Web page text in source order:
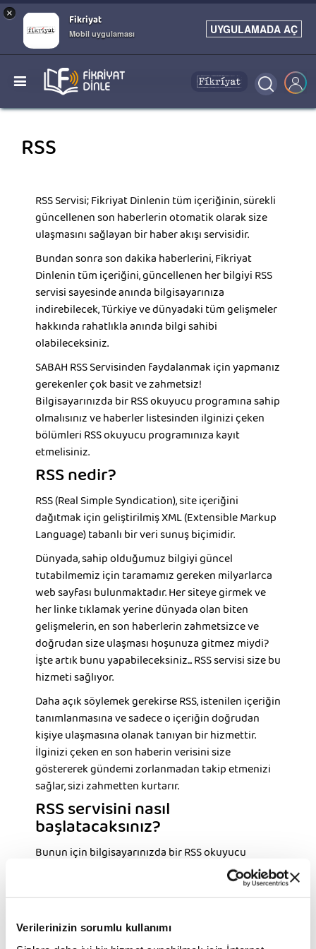
Verilerinizin sorumlu kullanımı
× Fikriyat
Mobil uygulaması UYGULAMADA AÇ
RSS
RSS Servisi; Fikriyat Dinlenin tüm içeriğinin, sürekli
güncellenen son haberlerin otomatik olarak size
ulaşmasını sağlayan bir haber akışı servisidir.
Bundan sonra son dakika haberlerini, Fikriyat
Dinlenin tüm içeriğini, güncellenen her bilgiyi RSS
servisi sayesinde anında bilgisayarınıza
indirebilecek, Türkiye ve dünyadaki tüm gelişmeler
hakkında rahatlıkla anında bilgi sahibi
olabileceksiniz.
SABAH RSS Servisinden faydalanmak için yapmanız
gerekenler çok basit ve zahmetsiz!
Bilgisayarınızda bir RSS okuyucu programına sahip
olmalısınız ve haberler listesinden ilginizi çeken
bölümleri RSS okuyucu programınıza kayıt
etmelisiniz.
RSS nedir?
RSS (Real Simple Syndication), site içeriğini
dağıtmak için geliştirilmiş XML (Extensible Markup
Language) tabanlı bir veri sunuş biçimidir.
Dünyada, sahip olduğumuz bilgiyi güncel
tutabilmemiz için taramamız gereken milyarlarca
web sayfası bulunmaktadır. Her siteye girmek ve
her linke tıklamak yerine dünyada olan biten
gelişmelerin, en son haberlerin zahmetsizce ve
doğrudan size ulaşması hoşunuza gitmez miydi?
İşte artık bunu yapabileceksiniz... RSS servisi size bu
hizmeti sağlıyor.
Daha açık söylemek gerekirse RSS, istenilen içeriğin
tanımlanmasına ve sadece o içeriğin doğrudan
kişiye ulaşmasına olanak tanıyan bir hizmettir.
İlginizi çeken en son haberin verisini size
göstererek gündemi zorlanmadan takip etmenizi
sağlar, sizi zahmetten kurtarır.
RSS servisini nasıl
başlatacaksınız?
Bunun için bilgisayarınızda bir RSS okuyucu
programı olmalıdır. Bu program bilgisayarınızda
yoksa, kullandığınız işletim sisteminizde çalışacak
RSS okuyucu programlarından birini aşağıdaki
listeden seçip bilgisayarınıza indirebilirsiniz.